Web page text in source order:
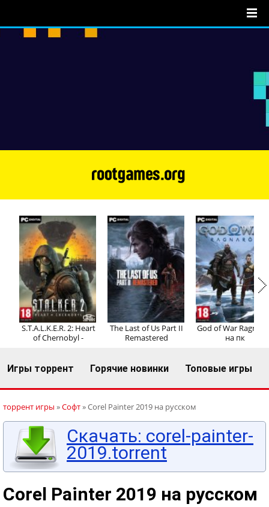
Регистрация Вход
S.T.A.L.K.E.R. 2: Heart
of Chernobyl -
The Last of Us Part II
Remastered
God of War
на пк
Игры торрент Горячие новинки Топовые игры
торрент игры »Софт» Corel Painter 2019 на русском
Скачать: corel-painter-
2019.torrent
Corel Painter 2019 на русском